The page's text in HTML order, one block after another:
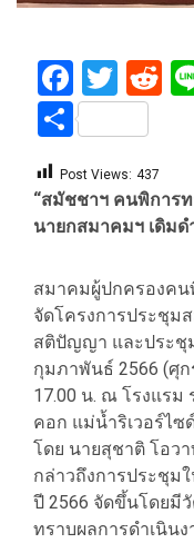
Share
Post Views: 437
“สมัชชาฯ คนพิการ
นายกสมาคมฯ เดิมด
สมาคมผู้ปกครองค
จัดโครงการประชุม
สติปัญญา และประชุ
กุมภาพันธ์ 2566 (ศุก
17.00 น. ณ โรงแรม
คอก แม่น้ำริเวอร์ไซ
โดย นายสุชาติ โอว
กล่าวถึงการประชุม
ปี 2566 จัดขึ้นโดยมี
ทราบผลการดำเนิน